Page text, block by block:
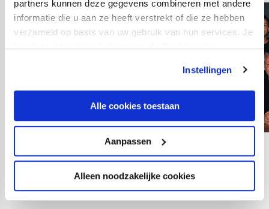
partners kunnen deze gegevens combineren met andere
informatie die u aan ze heeft verstrekt of die ze hebben
verzameld op basis van uw gebruik van hun services. Je
kan je toestemming beheren op de Cookiepagina.
Instellingen
Alle cookies toestaan
Aanpassen
Alleen noodzakelijke cookies
03fotos